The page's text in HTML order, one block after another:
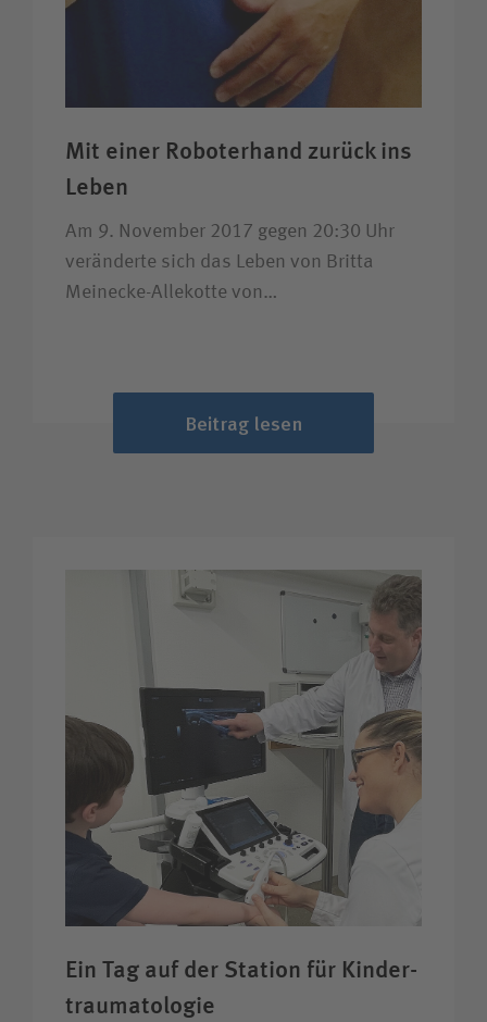
Mit einer Roboter­hand zurück ins
Leben
Am 9. November 2017 gegen 20:30 Uhr
veränderte sich das Leben von Britta
Meinecke-Allekotte von…
Beitrag lesen
Ein Tag auf der Station für Kinder­
trauma­tologie